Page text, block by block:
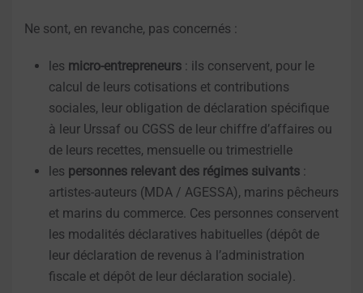
Ne sont, en revanche, pas concernés :
les micro-entrepreneurs : ils conservent, pour le
calcul de leurs cotisations et contributions
sociales, leur obligation de déclaration spécifique
à leur Urssaf ou CGSS de leur chiffre d’affaires ou
de leurs recettes, mensuelle ou trimestrielle
les personnes relevant des régimes suivants :
artistes-auteurs (MDA / AGESSA), marins pêcheurs
et marins du commerce. Ces personnes conservent
les modalités déclaratives habituelles (dépôt de
leur déclaration de revenus à l’administration
fiscale et dépôt de leur déclaration sociale).